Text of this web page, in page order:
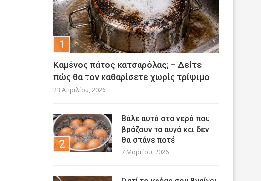
Καμένος πάτος κατσαρόλας; – Δείτε
πώς θα τον καθαρίσετε χωρίς τρίψιμο
23 Απριλίου, 2026
Βάλε αυτό στο νερό που
βράζουν τα αυγά και δεν
θα σπάνε ποτέ
7 Μαρτίου, 2026